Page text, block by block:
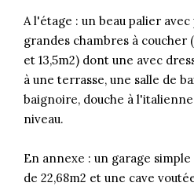
A l'étage : un beau palier
grandes chambres à coucher
et 13,5m2) dont une avec
à une terrasse, une salle de
baignoire, douche à
niveau.
En annexe : un garage
de 22,68m2 et une cave